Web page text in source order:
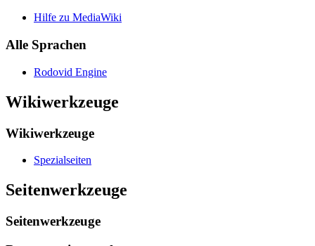
Hilfe zu MediaWiki
Alle Sprachen
Rodovid Engine
Wikiwerkzeuge
Wikiwerkzeuge
Spezialseiten
Seitenwerkzeuge
Seitenwerkzeuge